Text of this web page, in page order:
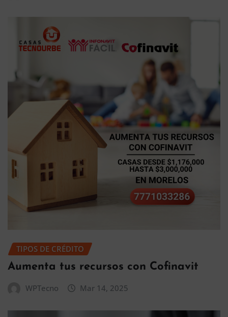
TIPOS DE CRÉDITO
Aumenta tus recursos con Cofinavit
WPTecno Mar 14, 2025